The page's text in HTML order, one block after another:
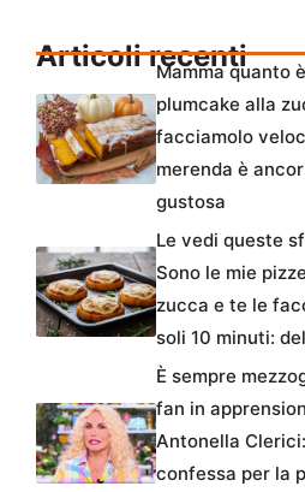
Articoli recenti
Mamma quanto
plumcake alla
facciamolo
merenda è
gustosa
Le vedi queste
Sono le mie
zucca e te le
soli 10 minuti:
È sempre
fan in
Antonella
confessa per la